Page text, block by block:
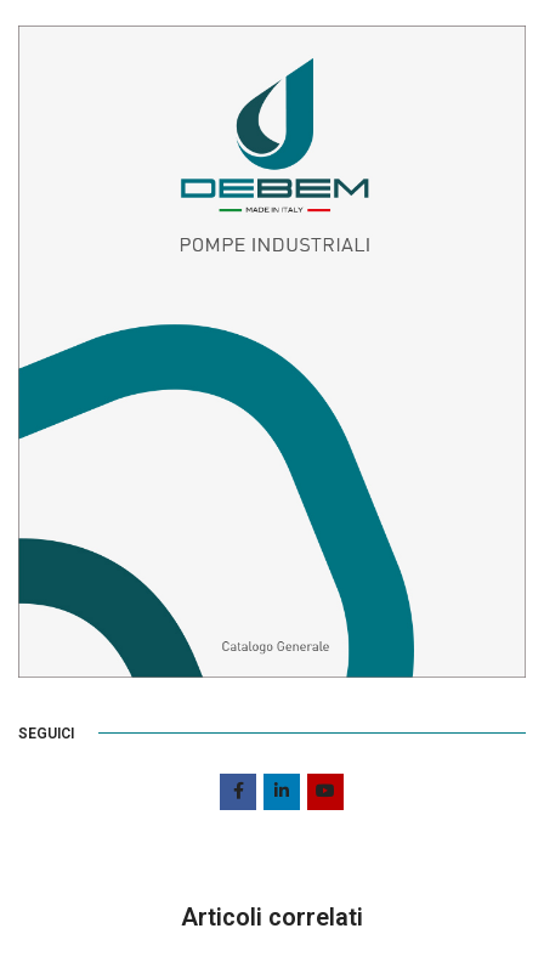
SEGUICI
Articoli correlati